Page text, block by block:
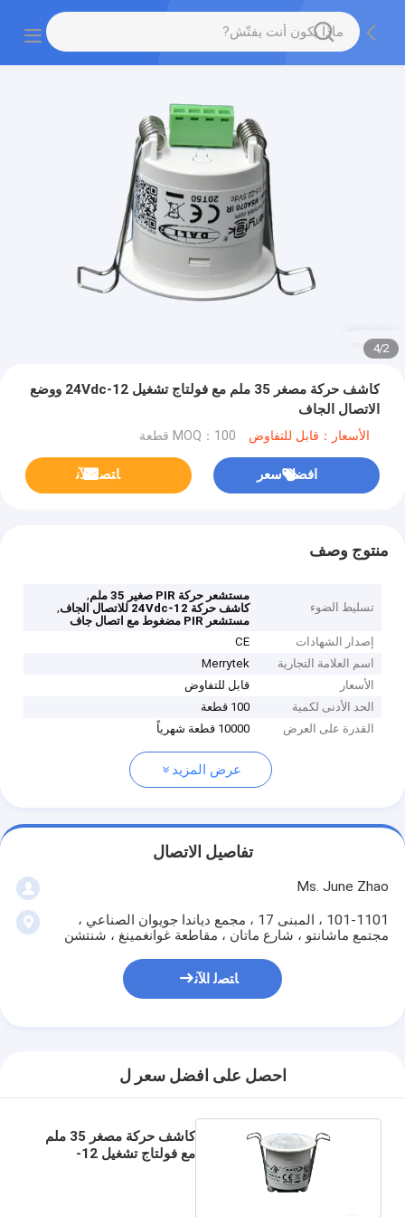
2
/
4
كاشف حركة مصغر 35 ملم مع فولتاج تشغيل 12-24Vdc ووضع
الاتصال الجاف
الأسعار：قابل للتفاوض MOQ：100 قطعة
افضل سعر ﺎﺘﺼﻟ ﺍﻶﻧ
منتوج وصف
تسليط الضوء
مستشعر حركة PIR صغير 35 ملم
,
كاشف حركة 12-24Vdc للاتصال الجاف
,
مستشعر PIR مضغوط مع اتصال جاف
إصدار الشهادات
CE
اسم العلامة التجارية
Merrytek
الأسعار
قابل للتفاوض
الحد الأدنى لكمية
100 قطعة
القدرة على العرض
10000 قطعة شهرياً
عرض المزيد
تفاصيل الاتصال
Ms. June Zhao
101-1101 ، المبنى 17 ، مجمع دياندا جويوان الصناعي ،
مجتمع ماشانتو ، شارع ماتان ، مقاطعة غوانغمينغ ، شنتشن
ﺎﺘﺼﻟ ﺍﻶﻧ
احصل على افضل سعر ل
كاشف حركة مصغر 35 ملم
مع فولتاج تشغيل 12-